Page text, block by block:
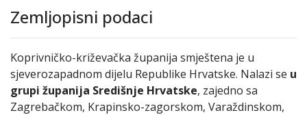
Zemljopisni podaci
Koprivničko-križevačka županija smještena je u
sjeverozapadnom dijelu Republike Hrvatske. Nalazi se u
grupi županija Središnje Hrvatske, zajedno sa
Zagrebačkom, Krapinsko-zagorskom, Varaždinskom,